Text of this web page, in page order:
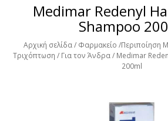
Medimar Redenyl
Shampoo
Αρχική σελίδα Φαρμακείο Περιποίηση
Τριχόπτωση
Για τον Άνδρα
Medimar
200ml